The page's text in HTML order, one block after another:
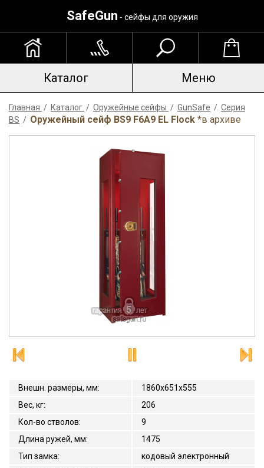
SafeGun - сейфы для оружия
Каталог Меню
Главная / Каталог / Оружейные сейфы / GunSafe / Серия
BS / Оружейный сейф BS9 F6A9 EL Flock *в архиве
Внешн. размеры, мм:
1860x651x555
Вес, кг:
206
Кол-во стволов:
9
Длина ружей, мм:
1475
Тип замка:
кодовый электронный